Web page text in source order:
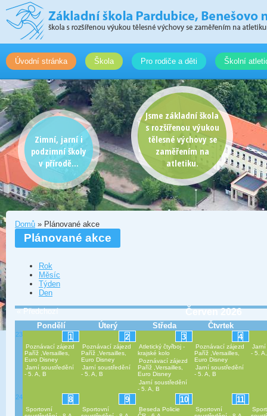
Úvodní stránka Škola Pro rodiče a děti Školní
Zimní, jarní i
podzimní školy
v přírodě...
Jsme základní škola
s rozšířenou výukou
tělesné výchovy se
zaměřením na
atletiku.
Domů » Plánované akce
Plánované akce
Rok
Měsíc
Týden
Den
« Předchozí Červen 2026
Pondělí Úterý Středa Čtvrtek
23 1
Poznávací zájezd
Paříž ,Versailles,
Euro Disney
Jarní soustředění
- 5. A, B
2
Poznávací zájezd
Paříž ,Versailles,
Euro Disney
Jarní soustředění
- 5. A, B
3
Atletický čtyřboj -
krajské kolo
Poznávací zájezd
Paříž ,Versailles,
Euro Disney
Jarní soustředění
- 5. A, B
4
Poznávací zájezd
Paříž ,Versailles,
Euro Disney
Jarní soustředění
- 5. A, B
- 5.
24 8
Sportovní
9
Sportovní
10
Beseda Policie
11
Sportovní